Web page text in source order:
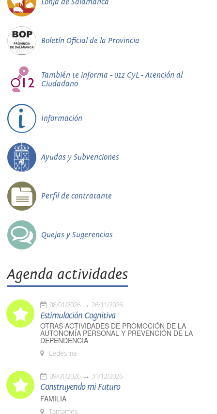
Boletín Oficial de la Provincia
También te informa - 012 CyL - Atención al
Ciudadano
Información
Ayudas y Subvenciones
Perfil de contratante
Quejas y Sugerencias
Agenda actividades
08/01/2026 26/11/2026
Estimulación Cognitiva
OTRAS ACTIVIDADES DE PROMOCIÓN DE LA
AUTONOMÍA PERSONAL Y PREVENCIÓN DE LA
DEPENDENCIA
Ledesma
09/01/2026 31/12/2026
Construyendo mi Futuro
FAMILIA
Tamames